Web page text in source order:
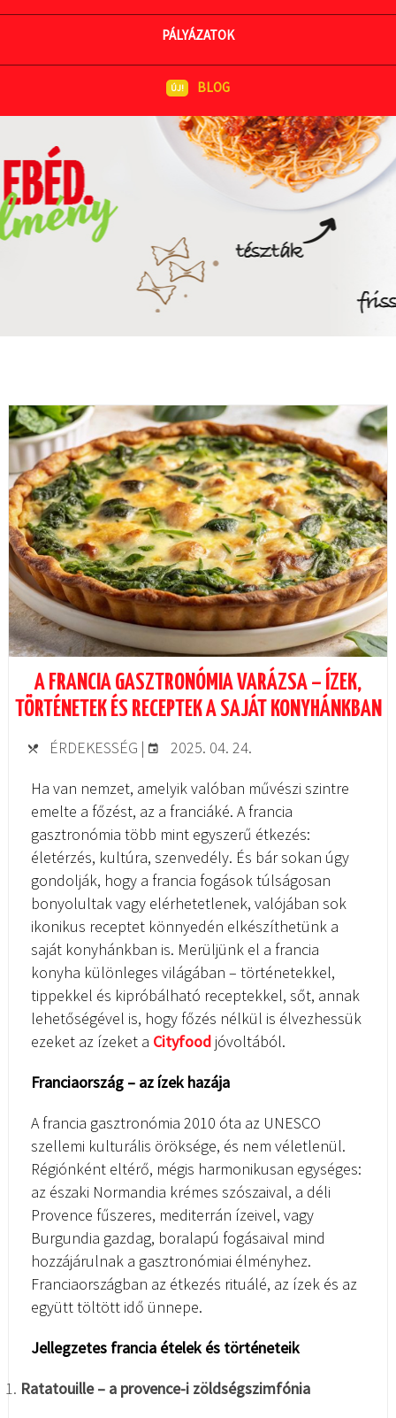
PÁLYÁZATOK
BLOG
A FRANCIA GASZTRONÓMIA VARÁZSA – ÍZEK,
TÖRTÉNETEK ÉS RECEPTEK A SAJÁT KONYHÁNKBAN
ÉRDEKESSÉG |
2025. 04. 24.
Ha van nemzet, amelyik valóban művészi szintre
emelte a főzést, az a franciáké. A francia
gasztronómia több mint egyszerű étkezés:
életérzés, kultúra, szenvedély. És bár sokan úgy
gondolják, hogy a francia fogások túlságosan
bonyolultak vagy elérhetetlenek, valójában sok
ikonikus receptet könnyedén elkészíthetünk a
saját konyhánkban is. Merüljünk el a francia
konyha különleges világában – történetekkel,
tippekkel és kipróbálható receptekkel, sőt, annak
lehetőségével is, hogy főzés nélkül is élvezhessük
ezeket az ízeket a Cityfood jóvoltából.
Franciaország – az ízek hazája
A francia gasztronómia 2010 óta az UNESCO
szellemi kulturális öröksége, és nem véletlenül.
Régiónként eltérő, mégis harmonikusan egységes:
az északi Normandia krémes szószaival, a déli
Provence fűszeres, mediterrán ízeivel, vagy
Burgundia gazdag, boralapú fogásaival mind
hozzájárulnak a gasztronómiai élményhez.
Franciaországban az étkezés rituálé, az ízek és az
együtt töltött idő ünnepe.
Jellegzetes francia ételek és történeteik
Ratatouille – a provence-i zöldségszimfónia